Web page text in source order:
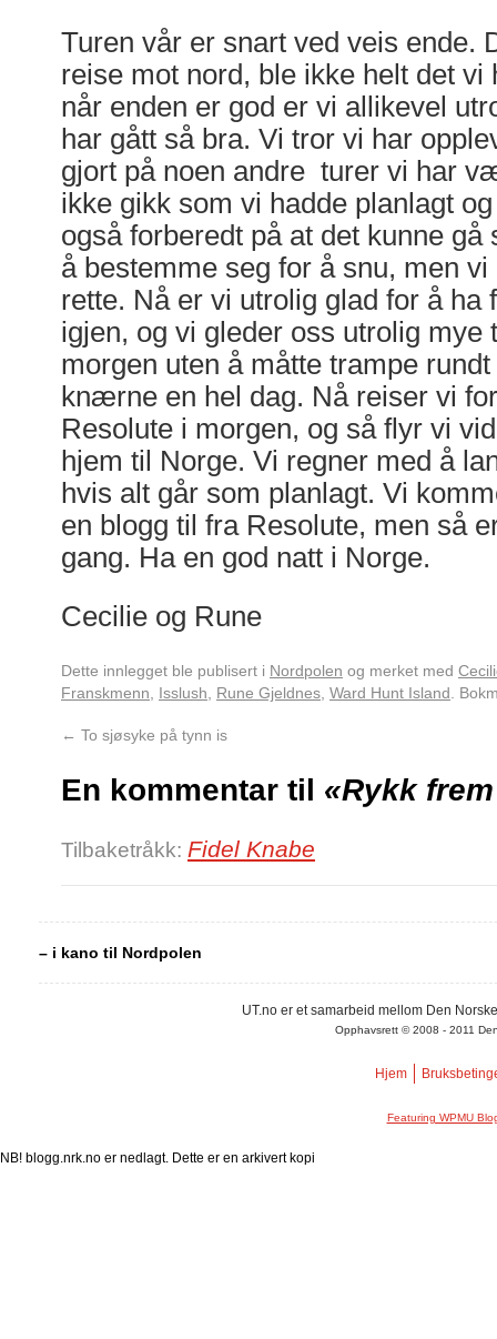
Turen vår er snart ved veis ende.
reise mot nord, ble ikke helt det vi
når enden er god er vi allikevel
har gått så bra. Vi tror vi har
gjort på noen andre turer vi har
ikke gikk som vi hadde planlagt
også forberedt på at det kunne
å bestemme seg for å snu, men
rette. Nå er vi utrolig glad for å ha
igjen, og vi gleder oss utrolig mye
morgen uten å måtte trampe
knærne en hel dag. Nå reiser vi
Resolute i morgen, og så flyr vi
hjem til Norge. Vi regner med å
hvis alt går som planlagt. Vi
en blogg til fra Resolute, men så
gang. Ha en god natt i Norge.
Cecilie og Rune
Dette innlegget ble publisert i Nordpolen og merket med
Franskmenn
Isslush Rune Gjeldnes Ward Hunt Island .
← To sjøsyke på tynn is
En kommentar til «Rykk
Tilbaketråkk: Fidel Knabe
– i kano til Nordpolen
UT.no er et samarbeid mellom Den
Opphavsrett © 2008 - 2011
Hjem
Featuring WPMU
NB! blogg.nrk.no er nedlagt. Dette er en arkivert kopi